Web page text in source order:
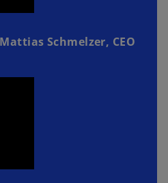
Schmelzer, CEO